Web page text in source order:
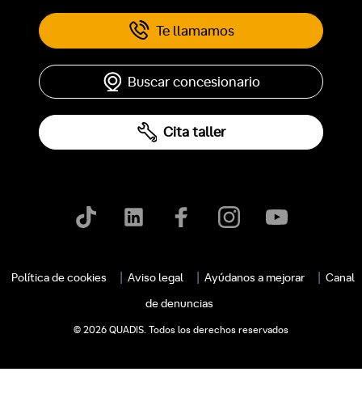
Te llamamos
Buscar concesionario
Cita taller
Política de cookies Aviso legal Ayúdanos a mejorar Canal
de denuncias
© 2026 QUADIS. Todos los derechos reservados